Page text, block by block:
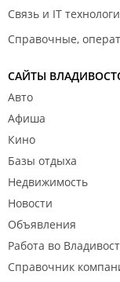
Связь и IT
Справочные,
САЙТЫ
Авто
Афиша
Кино
Базы отдыха
Недвижимость
Новости
Объявления
Работа во
Справочник